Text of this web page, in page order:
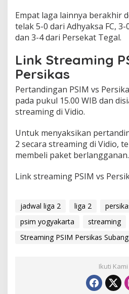
Empat laga lainnya berakhir
telak 5-0 dari Adhyaksa FC,
dan 3-4 dari Persekat Tegal.
Link Streaming
Persikas
Pertandingan PSIM vs
pada pukul 15.00 WIB dan
streaming di Vidio.
Untuk menyaksikan
2 secara streaming di Vidio,
membeli paket berlangganan.
Link streaming PSIM vs
jadwal liga 2 liga 2
psim yogyakarta
streaming
Streaming PSIM Persikas Subang
Ikuti Kami